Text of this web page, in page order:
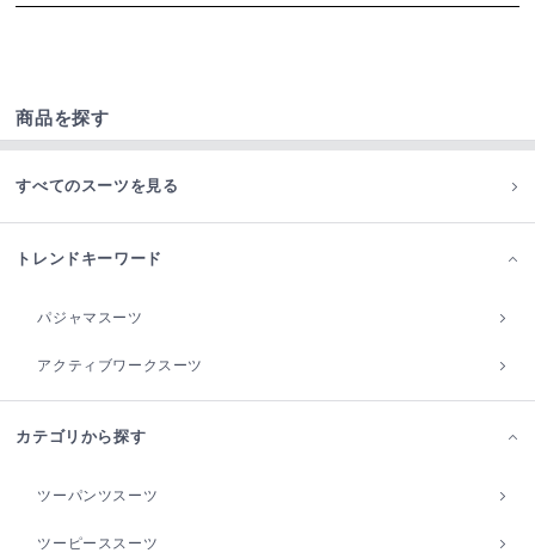
商品を探す
すべてのスーツを見る
トレンドキーワード
パジャマスーツ
アクティブワークスーツ
カテゴリから探す
ツーパンツスーツ
ツーピーススーツ